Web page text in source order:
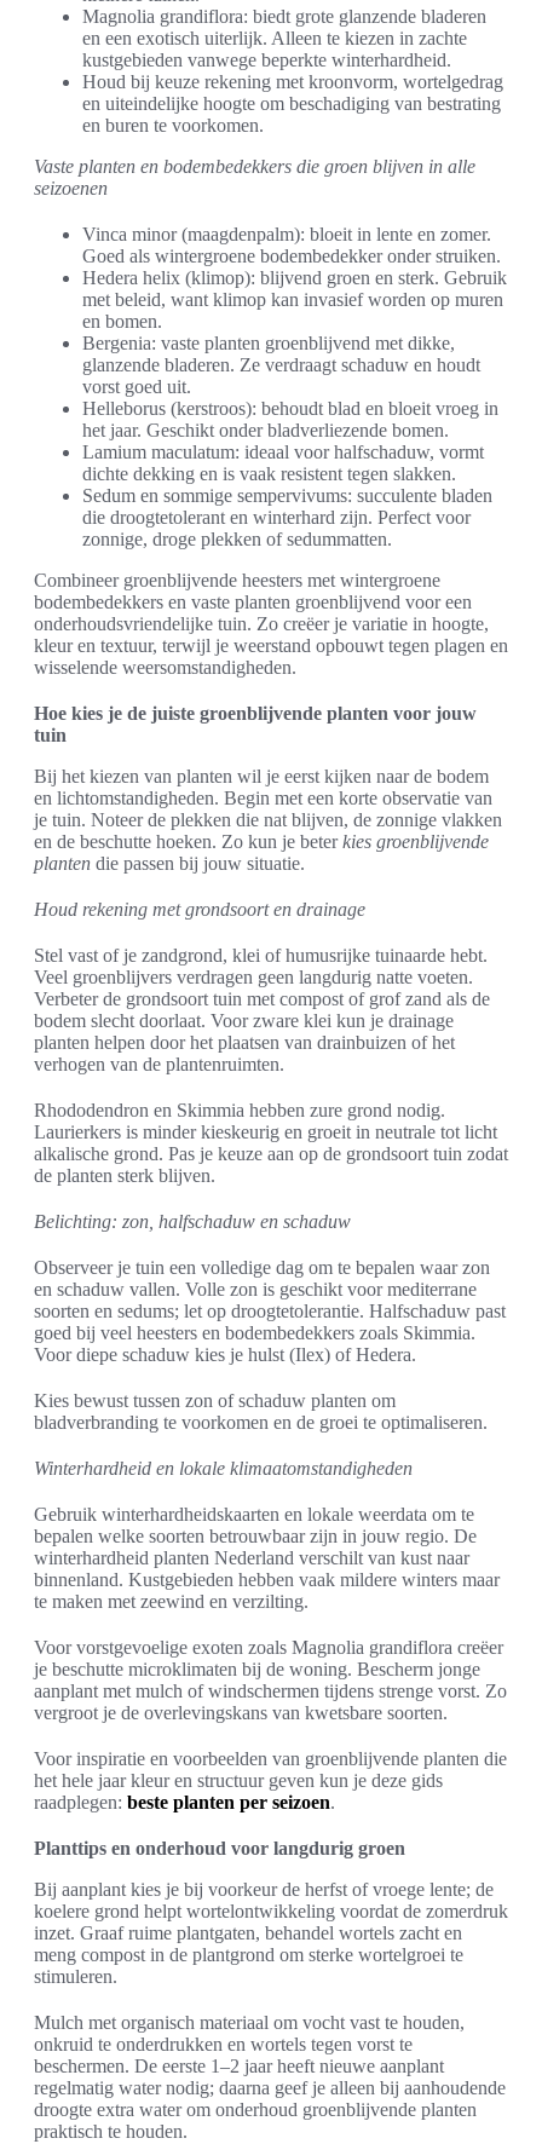
Magnolia grandiflora: biedt grote glanzende bladeren
en een exotisch uiterlijk. Alleen te kiezen in zachte
kustgebieden vanwege beperkte winterhardheid.
Houd bij keuze rekening met kroonvorm, wortelgedrag
en uiteindelijke hoogte om beschadiging van bestrating
en buren te voorkomen.
Vaste planten en bodembedekkers die groen blijven in alle
seizoenen
Vinca minor (maagdenpalm): bloeit in lente en zomer.
Goed als wintergroene bodembedekker onder struiken.
Hedera helix (klimop): blijvend groen en sterk. Gebruik
met beleid, want klimop kan invasief worden op muren
en bomen.
Bergenia: vaste planten groenblijvend met dikke,
glanzende bladeren. Ze verdraagt schaduw en houdt
vorst goed uit.
Helleborus (kerstroos): behoudt blad en bloeit vroeg in
het jaar. Geschikt onder bladverliezende bomen.
Lamium maculatum: ideaal voor halfschaduw, vormt
dichte dekking en is vaak resistent tegen slakken.
Sedum en sommige sempervivums: succulente bladen
die droogtetolerant en winterhard zijn. Perfect voor
zonnige, droge plekken of sedummatten.
Combineer groenblijvende heesters met wintergroene
bodembedekkers en vaste planten groenblijvend voor een
onderhoudsvriendelijke tuin. Zo creëer je variatie in hoogte,
kleur en textuur, terwijl je weerstand opbouwt tegen plagen en
wisselende weersomstandigheden.
Hoe kies je de juiste groenblijvende planten voor jouw
tuin
Bij het kiezen van planten wil je eerst kijken naar de bodem
en lichtomstandigheden. Begin met een korte observatie van
je tuin. Noteer de plekken die nat blijven, de zonnige vlakken
en de beschutte hoeken. Zo kun je beterkies groenblijvende
planten die passen bij jouw situatie.
Houd rekening met grondsoort en drainage
Stel vast of je zandgrond, klei of humusrijke tuinaarde hebt.
Veel groenblijvers verdragen geen langdurig natte voeten.
Verbeter de grondsoort tuin met compost of grof zand als de
bodem slecht doorlaat. Voor zware klei kun je drainage
planten helpen door het plaatsen van drainbuizen of het
verhogen van de plantenruimten.
Rhododendron en Skimmia hebben zure grond nodig.
Laurierkers is minder kieskeurig en groeit in neutrale tot licht
alkalische grond. Pas je keuze aan op de grondsoort tuin zodat
de planten sterk blijven.
Belichting: zon, halfschaduw en schaduw
Observeer je tuin een volledige dag om te bepalen waar zon
en schaduw vallen. Volle zon is geschikt voor mediterrane
soorten en sedums; let op droogtetolerantie. Halfschaduw past
goed bij veel heesters en bodembedekkers zoals Skimmia.
Voor diepe schaduw kies je hulst (Ilex) of Hedera.
Kies bewust tussen zon of schaduw planten om
bladverbranding te voorkomen en de groei te optimaliseren.
Winterhardheid en lokale klimaatomstandigheden
Gebruik winterhardheidskaarten en lokale weerdata om te
bepalen welke soorten betrouwbaar zijn in jouw regio. De
winterhardheid planten Nederland verschilt van kust naar
binnenland. Kustgebieden hebben vaak mildere winters maar
te maken met zeewind en verzilting.
Voor vorstgevoelige exoten zoals Magnolia grandiflora creëer
je beschutte microklimaten bij de woning. Bescherm jonge
aanplant met mulch of windschermen tijdens strenge vorst. Zo
vergroot je de overlevingskans van kwetsbare soorten.
Voor inspiratie en voorbeelden van groenblijvende planten die
het hele jaar kleur en structuur geven kun je deze gids
raadplegen: beste planten per seizoen.
Planttips en onderhoud voor langdurig groen
Bij aanplant kies je bij voorkeur de herfst of vroege lente; de
koelere grond helpt wortelontwikkeling voordat de zomerdruk
inzet. Graaf ruime plantgaten, behandel wortels zacht en
meng compost in de plantgrond om sterke wortelgroei te
stimuleren.
Mulch met organisch materiaal om vocht vast te houden,
onkruid te onderdrukken en wortels tegen vorst te
beschermen. De eerste 1–2 jaar heeft nieuwe aanplant
regelmatig water nodig; daarna geef je alleen bij aanhoudende
droogte extra water om onderhoud groenblijvende planten
praktisch te houden.